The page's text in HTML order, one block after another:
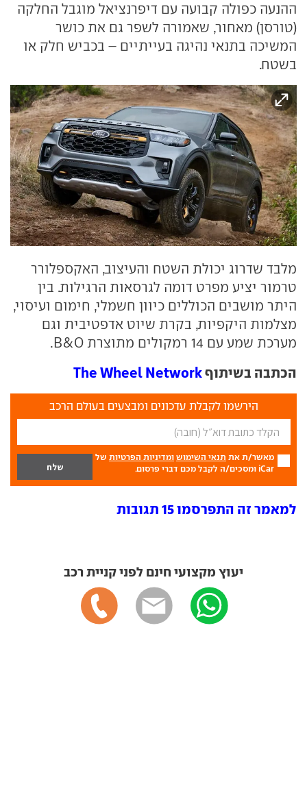
ההנעה כפולה קבועה עם דיפרנציאל מוגבל החלקה
(טורסן) מאחור, שאמורה לשפר גם את כושר
המשיכה בתנאי נהיגה בעייתיים – בכביש חלק או
בשטח.
מלבד שדרוג יכולת השטח והעיצוב, האקספלורר
טרמור יציע מפרט דומה לגרסאות הרגילות. בין
היתר מושבים הכוללים כיוון חשמלי, חימום ועיסוי,
מצלמות היקפיות, בקרת שיוט אדפטיבית וגם
מערכת שמע עם 14 רמקולים מתוצרת B&O.
הכתבה בשיתוףThe Wheel Network
הירשמו לקבלת עדכונים ומבצעים בעולם הרכב
מאשר/ת את תנאי השימוש ומדיניות הפרטיות של
iCar ומסכים/ה לקבל מכם דברי פרסום.
למאמר זה התפרסמו 15 תגובות
יעוץ מקצועי חינם לפני קניית רכב